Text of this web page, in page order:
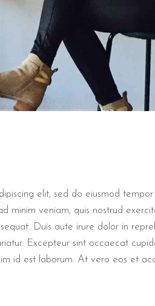
elit, sed do eiusmod
minim veniam, quis nostrud
Duis aute irure dolor in
Excepteur sint occaecat
id est laborum. At vero eos et